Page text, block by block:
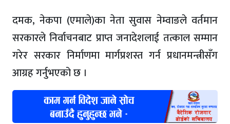
दमक, नेकपा (एमाले)का नेता सुवास नेम्वाङले वर्तमान
सरकारले निर्वाचनबाट प्राप्त जनादेशलाई तत्काल सम्मान
गरेर सरकार निर्माणमा मार्गप्रशस्त गर्न प्रधानमन्त्रीसँग
आग्रह गर्नुभएको छ ।